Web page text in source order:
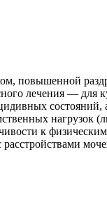
повышенной
лечения — для
состояний,
нагрузок
к